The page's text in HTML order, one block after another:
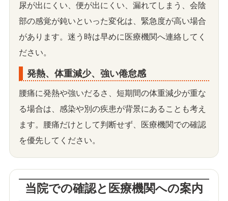
尿が出にくい、便が出にくい、漏れてしまう、会陰
部の感覚が鈍いといった変化は、緊急度が高い場合
があります。迷う時は早めに医療機関へ連絡してく
ださい。
発熱、体重減少、強い倦怠感
腰痛に発熱や強いだるさ、短期間の体重減少が重な
る場合は、感染や別の疾患が背景にあることも考え
ます。腰痛だけとして判断せず、医療機関での確認
を優先してください。
当院での確認と医療機関への案内